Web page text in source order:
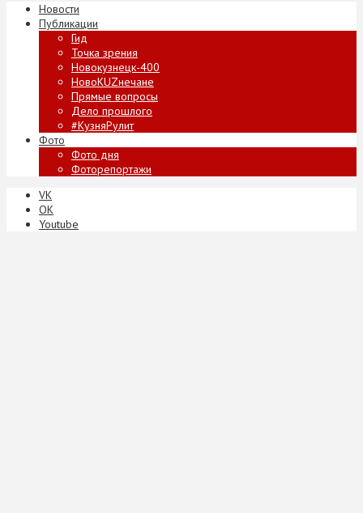
Новости
Публикации
Гид
Точка зрения
Новокузнецк-400
НовоKUZнечане
Прямые вопросы
Дело прошлого
#КузняРулит
Фото
Фото дня
Фоторепортажи
VK
ОК
Youtube